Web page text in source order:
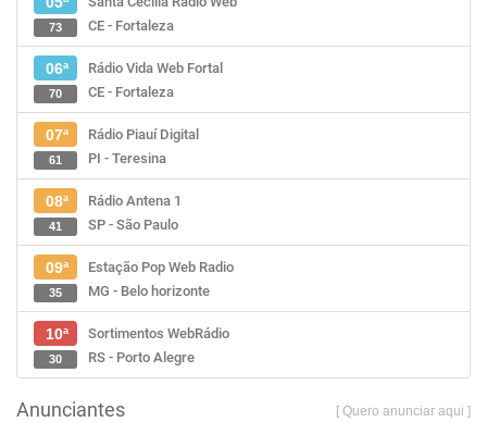
CE - Fortaleza
73
06ª
Rádio Vida Web Fortal
CE - Fortaleza
70
07ª
Rádio Piauí Digital
PI - Teresina
61
08ª
Rádio Antena 1
SP - São Paulo
41
09ª
Estação Pop Web Radio
MG - Belo horizonte
35
10ª
Sortimentos WebRádio
RS - Porto Alegre
30
Anunciantes [ Quero anunciar aqui ]